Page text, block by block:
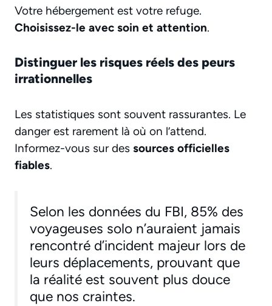
Votre hébergement est votre refuge.
Choisissez-le avec soin et attention.
Distinguer les risques réels des peurs
irrationnelles
Les statistiques sont souvent rassurantes. Le
danger est rarement là où on l’attend.
Informez-vous sur des sources officielles
fiables.
Selon les données du FBI, 85% des
voyageuses solo n’auraient jamais
rencontré d’incident majeur lors de
leurs déplacements, prouvant que
la réalité est souvent plus douce
que nos craintes.